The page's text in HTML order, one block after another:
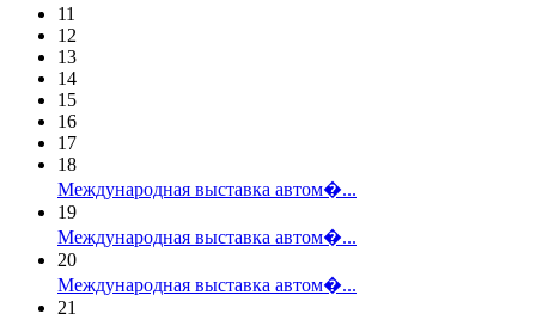
11
12
13
14
15
16
17
18
Международная выставка автом�...
19
Международная выставка автом�...
20
Международная выставка автом�...
21